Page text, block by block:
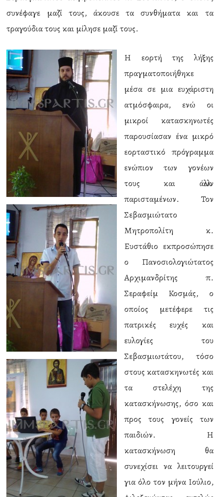
συνέφαγε μαζί τους, άκουσε τα συνθήματα και τα
τραγούδια τους και μίλησε μαζί τους.
Η εορτή της λήξης
πραγματοποιήθηκε
μέσα σε μια ευχάριστη
ατμόσφαιρα, ενώ οι
μικροί κατασκηνωτές
παρουσίασαν ένα μικρό
εορταστικό πρόγραμμα
ενώπιον των γονέων
τους και άλλων
παρισταμένων. Τον
Σεβασμιώτατο
Μητροπολίτη κ.
Ευστάθιο εκπροσώπησε
ο Πανοσιολογιώτατος
Αρχιμανδρίτης π.
Σεραφείμ Κοσμάς, ο
οποίος μετέφερε τις
πατρικές ευχές και
ευλογίες του
Σεβασμιωτάτου, τόσο
στους κατασκηνωτές και
τα στελέχη της
κατασκήνωσης, όσο και
προς τους γονείς των
παιδιών. Η
κατασκήνωση θα
συνεχίσει να λειτουργεί
για όλο τον μήνα Ιούλιο,